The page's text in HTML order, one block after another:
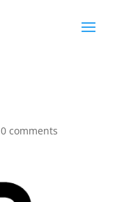
0 comments